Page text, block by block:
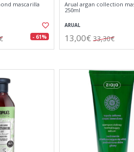
mascarilla
- 61%
Arual argan collection
250ml
ARUAL
13,00€ 33,30€